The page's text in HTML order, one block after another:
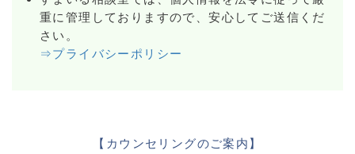
重に管理しておりますので、安心してご送信くだ
さい。
⇒プライバシーポリシー
【カウンセリングのご案内】